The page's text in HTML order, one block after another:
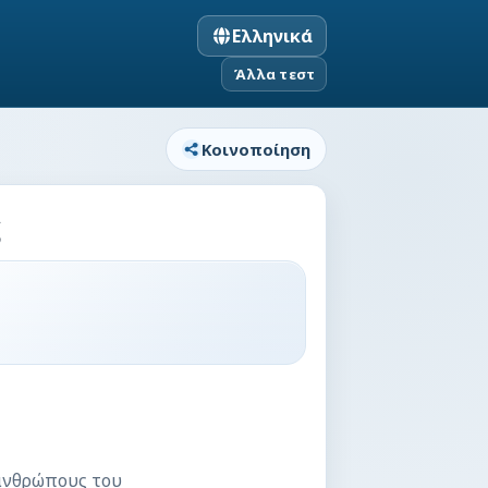
Ελληνικά
Άλλα τεστ
Κοινοποίηση
του